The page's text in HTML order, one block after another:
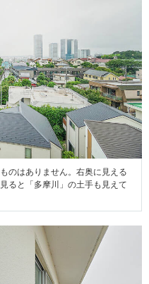
のはありません。右奥に見える
ると「多摩川」の土手も見えて